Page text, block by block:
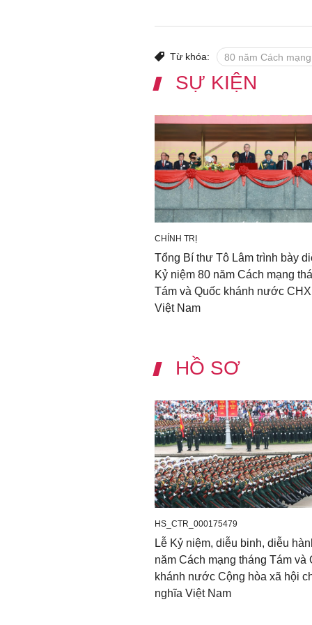
Từ khóa: 80 năm Cách
SỰ KIỆN
CHÍNH TRỊ
Tổng Bí thư Tô Lâm trình bày
Kỷ niệm 80 năm Cách mạng
Tám và Quốc khánh nước
Việt Nam
HỒ SƠ
HS_CTR_000175479
Lễ Kỷ niệm, diễu binh, diễu
năm Cách mạng tháng Tám và
khánh nước Cộng hòa xã hội
nghĩa Việt Nam